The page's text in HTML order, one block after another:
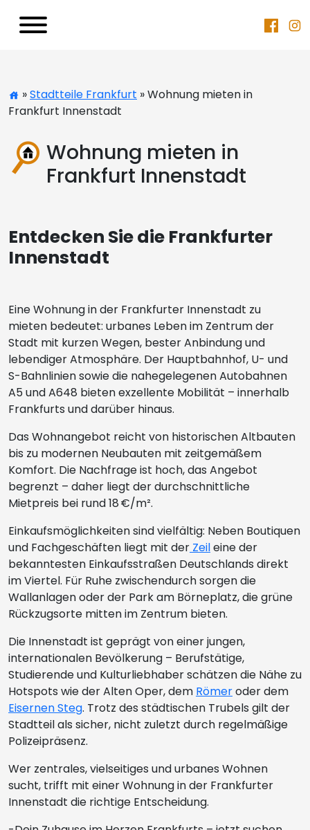
»Stadtteile Frankfurt » Wohnung mieten in
Frankfurt Innenstadt
Wohnung mieten in
Frankfurt Innenstadt
Entdecken Sie die Frankfurter
Innenstadt
Eine Wohnung in der Frankfurter Innenstadt zu
mieten bedeutet: urbanes Leben im Zentrum der
Stadt mit kurzen Wegen, bester Anbindung und
lebendiger Atmosphäre. Der Hauptbahnhof, U- und
S-Bahnlinien sowie die nahegelegenen Autobahnen
A5 und A648 bieten exzellente Mobilität – innerhalb
Frankfurts und darüber hinaus.
Das Wohnangebot reicht von historischen Altbauten
bis zu modernen Neubauten mit zeitgemäßem
Komfort. Die Nachfrage ist hoch, das Angebot
begrenzt – daher liegt der durchschnittliche
Mietpreis bei rund 18 €/m².
Einkaufsmöglichkeiten sind vielfältig: Neben Boutiquen
und Fachgeschäften liegt mit der Zeileine der
bekanntesten Einkaufsstraßen Deutschlands direkt
im Viertel. Für Ruhe zwischendurch sorgen die
Wallanlagen oder der Park am Börneplatz, die grüne
Rückzugsorte mitten im Zentrum bieten.
Die Innenstadt ist geprägt von einer jungen,
internationalen Bevölkerung – Berufstätige,
Studierende und Kulturliebhaber schätzen die Nähe zu
Hotspots wie der Alten Oper, dem Römeroder dem
Eisernen Steg. Trotz des städtischen Trubels gilt der
Stadtteil als sicher, nicht zuletzt durch regelmäßige
Polizeipräsenz.
Wer zentrales, vielseitiges und urbanes Wohnen
sucht, trifft mit einer Wohnung in der Frankfurter
Innenstadt die richtige Entscheidung.